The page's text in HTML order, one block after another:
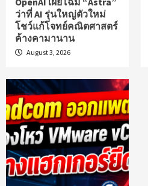
ว่าที่ AI รุ่นใหญ่ตัวใหม่
โชว์แก้โจทย์คณิตศาสตร์
ค้างคามานาน
August 3, 2026